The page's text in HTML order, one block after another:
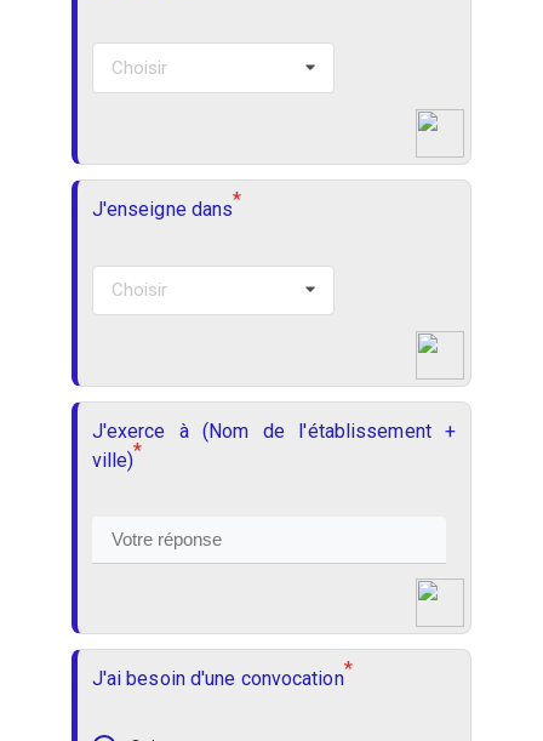
Choisir
J'enseigne dans*
Choisir
J'exerce à (Nom de l'établissement +
ville)*
J'ai besoin d'une convocation*